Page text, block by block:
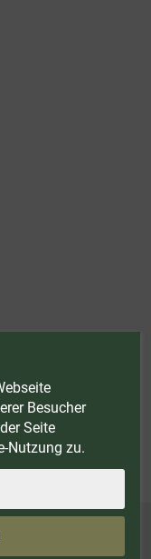
möglich. Nicht mit
LAVA - Vakuumiergeräte
Besucher
Seite
Nutzung zu.